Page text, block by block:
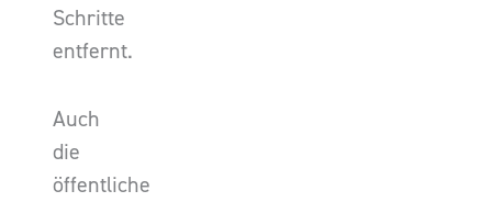
Schritte
entfernt.
Auch
die
öffentliche